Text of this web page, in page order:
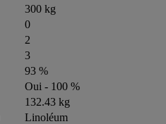
300 kg
0
2
3
93 %
Oui - 100 %
132.43 kg
Linoléum